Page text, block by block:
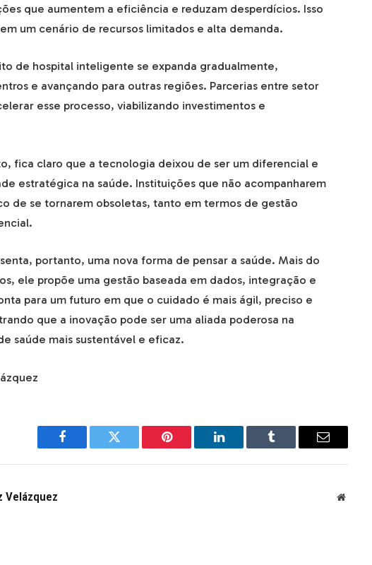
que aumentem a eficiência e reduzam desperdícios. Isso
um cenário de recursos limitados e alta demanda.
de hospital inteligente se expanda gradualmente,
e avançando para outras regiões. Parcerias entre setor
esse processo, viabilizando investimentos e
fica claro que a tecnologia deixou de ser um diferencial e
estratégica na saúde. Instituições que não acompanharem
de se tornarem obsoletas, tanto em termos de gestão
portanto, uma nova forma de pensar a saúde. Mais do
ele propõe uma gestão baseada em dados, integração e
para um futuro em que o cuidado é mais ágil, preciso e
que a inovação pode ser uma aliada poderosa na
saúde mais sustentável e eficaz.
Facebook Twitter Pinterest LinkedIn Tumblr Email
Velázquez Website